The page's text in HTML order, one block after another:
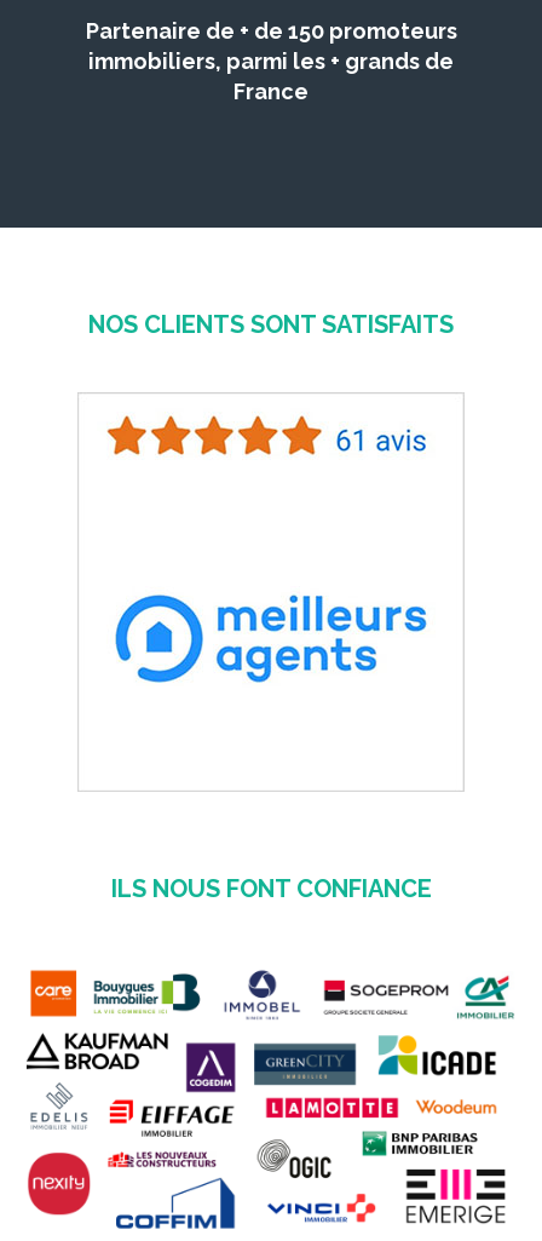
Partenaire de + de 150 promoteurs
immobiliers, parmi les + grands de
France
NOS CLIENTS SONT SATISFAITS
ILS NOUS FONT CONFIANCE